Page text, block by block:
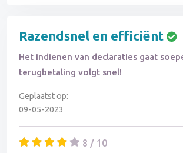
Razendsnel en efficiënt
Het indienen van declaraties gaat
terugbetaling volgt snel!
Geplaatst op:
09-05-2023
8 / 10